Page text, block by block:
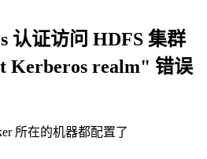
认证访问 HDFS 集群
Kerberos realm" 错误
所在的机器都配置了